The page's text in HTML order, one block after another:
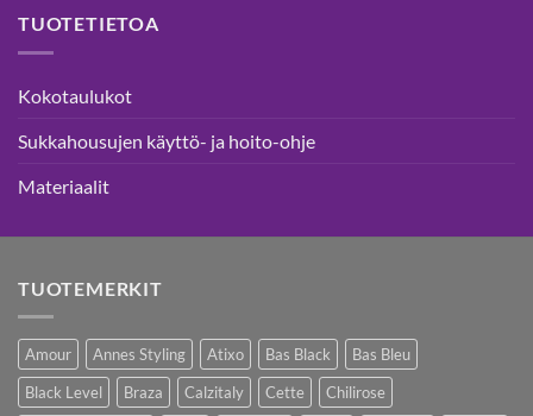
TUOTETIETOA
Kokotaulukot
Sukkahousujen käyttö- ja hoito-ohje
Materiaalit
TUOTEMERKIT
Amour Annes Styling Atixo Bas Black
Bas Bleu
Black Level
Braza Calzitaly Cette
Chilirose